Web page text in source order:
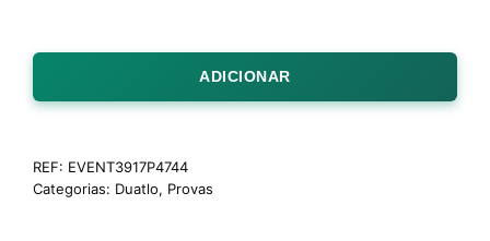
ADICIONAR
REF: EVENT3917P4744
Categorias: Duatlo, Provas